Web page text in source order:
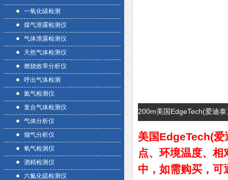
一氧化碳检测
煤气泄露检测仪
气体泄露检测仪
天然气体检测仪
燃烧效率分析仪
呼出气体检测
氦气检测仪
复合气体检测仪
气体分析仪
烟气分析仪
氧气检测仪
酒精检测仪
六氟化硫检测仪
200m美国EdgeTech(爱迪
美国EdgeTech(爱
点、环境温度、
中，如需购买，